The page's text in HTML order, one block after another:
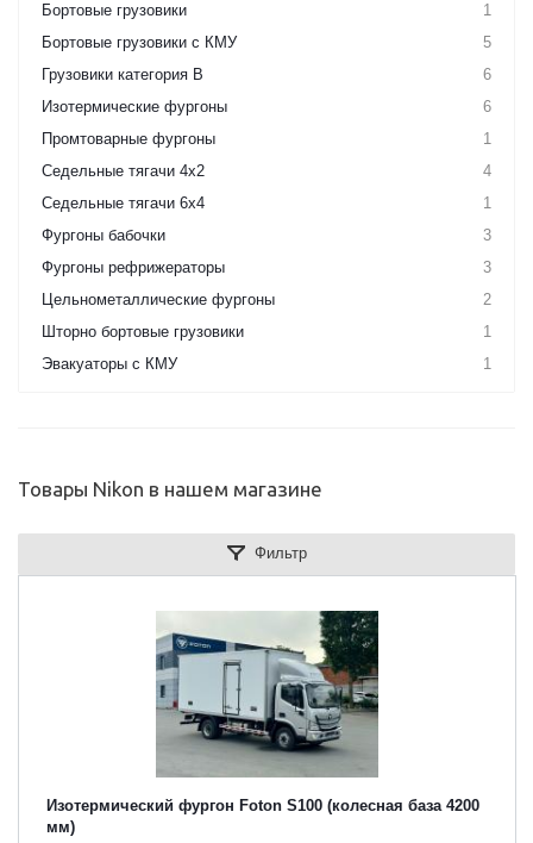
Бортовые грузовики
1
Бортовые грузовики с КМУ
5
Грузовики категория B
6
Изотермические фургоны
6
Промтоварные фургоны
1
Седельные тягачи 4х2
4
Седельные тягачи 6х4
1
Фургоны бабочки
3
Фургоны рефрижераторы
3
Цельнометаллические фургоны
2
Шторно бортовые грузовики
1
Эвакуаторы с КМУ
1
Товары Nikon в нашем магазине
Фильтр
Изотермический фургон Foton S100 (колесная база 4200
мм)